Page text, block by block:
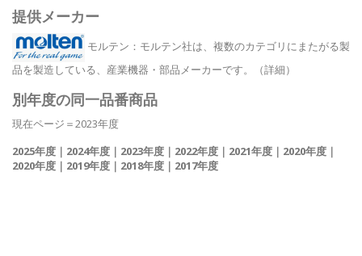
提供メーカー
モルテン ：モルテン社は、複数のカテゴリにまたがる製
品を製造している、産業機器・部品メーカーです。
（詳細）
別年度の同一品番商品
現在ページ＝2023年度
2025年度 ｜ 2024年度 ｜ 2023年度 ｜ 2022年度 ｜ 2021年度 ｜ 2020年度 ｜
2020年度 ｜ 2019年度 ｜ 2018年度 ｜ 2017年度